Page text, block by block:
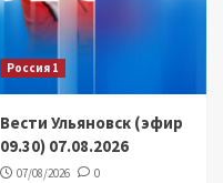
Россия 1
Вести Ульяновск (эфир
09.30) 07.08.2026
07/08/2026 0